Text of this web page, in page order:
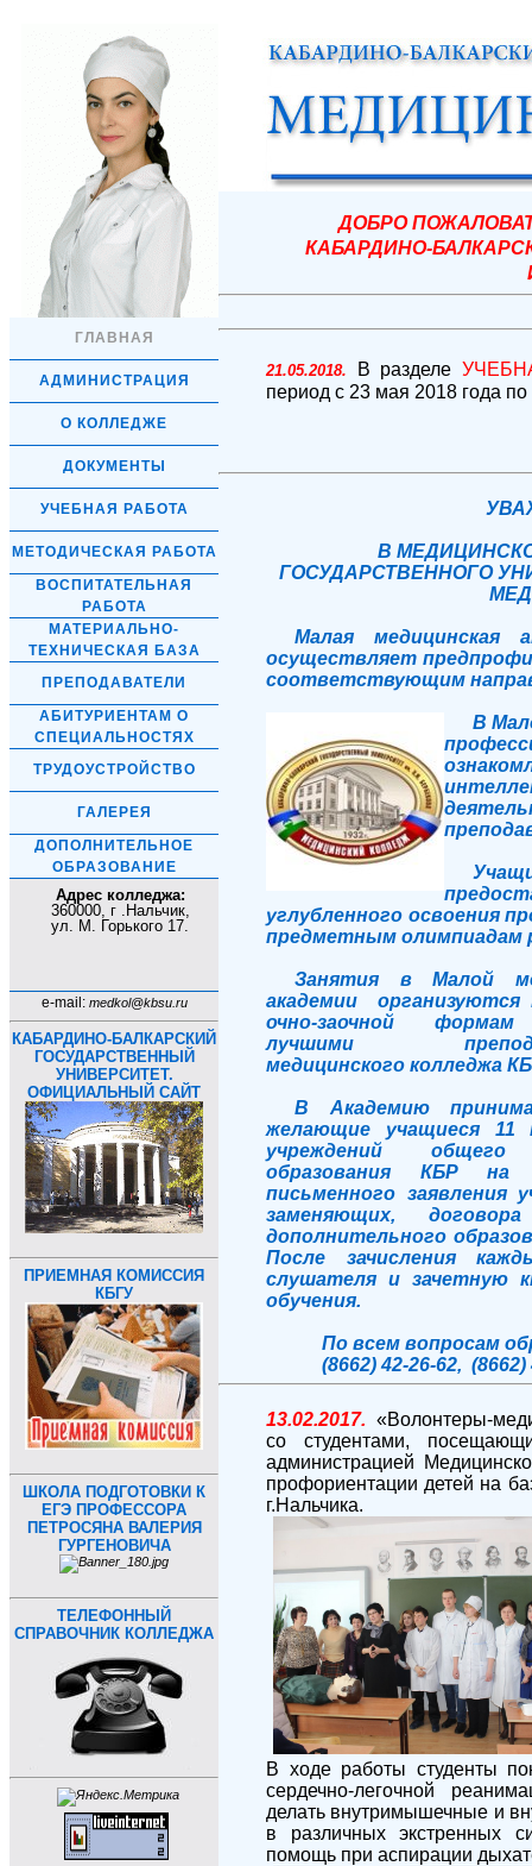
ГЛАВНАЯ
АДМИНИСТРАЦИЯ
О КОЛЛЕДЖЕ
ДОКУМЕНТЫ
УЧЕБНАЯ РАБОТА
МЕТОДИЧЕСКАЯ РАБОТА
ВОСПИТАТЕЛЬНАЯ
РАБОТА
МАТЕРИАЛЬНО-
ТЕХНИЧЕСКАЯ БАЗА
ПРЕПОДАВАТЕЛИ
АБИТУРИЕНТАМ О
СПЕЦИАЛЬНОСТЯХ
ТРУДОУСТРОЙСТВО
ГАЛЕРЕЯ
ДОПОЛНИТЕЛЬНОЕ
ОБРАЗОВАНИЕ
Адрес колледжа:
360000, г .Нальчик,
ул. М. Горького 17.
e-mail: medkol@kbsu.ru
КАБАРДИНО-БАЛКАРСКИЙ
ГОСУДАРСТВЕННЫЙ
УНИВЕРСИТЕТ.
ОФИЦИАЛЬНЫЙ САЙТ
ПРИЕМНАЯ КОМИССИЯ
КБГУ
ШКОЛА ПОДГОТОВКИ К
ЕГЭ ПРОФЕССОРА
ПЕТРОСЯНА ВАЛЕРИЯ
ГУРГЕНОВИЧА
ТЕЛЕФОННЫЙ
СПРАВОЧНИК КОЛЛЕДЖА
ДОБРО
КАБАРДИНО-
21.05.2018. В разделе
период с 23 мая 2018 года
В
ГОСУДАРСТВЕННОГО
Малая медицинская
осуществляет
соответствующим
В
углубленного освоения
предметным олимпиадам
Занятия в Малой
академии организуются
очно-заочной формам
лучшими
медицинского колледжа
В Академию
желающие учащиеся 11
учреждений общего
образования КБР на
письменного заявления
заменяющих,
дополнительного
После зачисления
слушателя и зачетную
обучения.
По всем вопросам
(8662) 42-26-62, (8662)
13.02.2017. «Волонтеры-
со студентами,
администрацией
профориентации детей на
г.Нальчика.
В ходе работы студенты
сердечно-легочной
делать внутримышечные и
в различных экстренных
помощь при аспирации